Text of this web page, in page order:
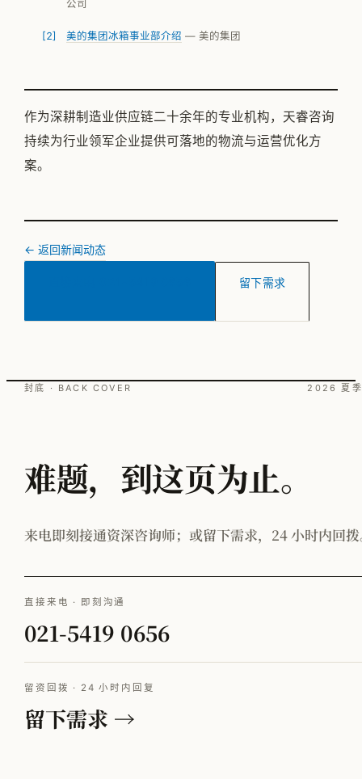
公司
美的集团冰箱事业部介绍 — 美的集团
作为深耕制造业供应链二十余年的专业机构，天睿咨询
持续为行业领军企业提供可落地的物流与运营优化方
案。
← 返回新闻动态
留下需求
封底 · BACK COVER 2026 夏
难题，到这页为止。
来电即刻接通资深咨询师；或留下需求，24 小时内回
直接来电 · 即刻沟通
021-5419 0656
留资回拨 · 24 小时内回复
留下需求 →